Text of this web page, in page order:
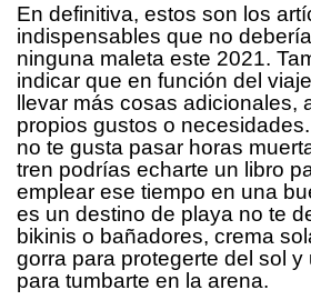
En definitiva, estos son los
indispensables que no
ninguna maleta este 2021.
indicar que en función del
llevar más cosas adicionales,
propios gustos o
no te gusta pasar horas
tren podrías echarte un libro
emplear ese tiempo en una
es un destino de playa no te
bikinis o bañadores, crema
gorra para protegerte del sol y
para tumbarte en la arena.